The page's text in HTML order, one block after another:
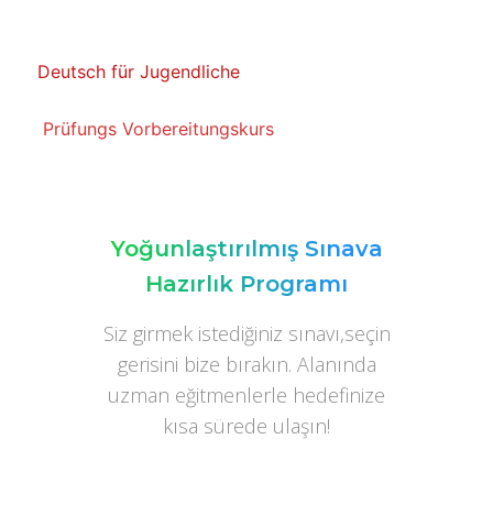
Deutsch für Jugendliche
Prüfungs Vorbereitungskurs
Yoğunlaştırılmış Sınava
Hazırlık Programı
Siz girmek istediğiniz sınavı,seçin
gerisini bize bırakın. Alanında
uzman eğitmenlerle hedefinize
kısa sürede ulaşın!